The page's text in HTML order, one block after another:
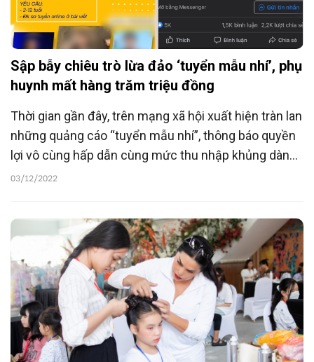
Sập bẫy chiêu trò lừa đảo ‘tuyển mẫu nhí’, phụ
huynh mất hàng trăm triệu đồng
Thời gian gần đây, trên mạng xã hội xuất hiện tràn lan
những quảng cáo “tuyển mẫu nhí”, thông báo quyền
lợi vô cùng hấp dẫn cùng mức thu nhập khủng dành
cho các bé. Nhiều phụ huynh đã trở thành nạn nhân
03/12/2022